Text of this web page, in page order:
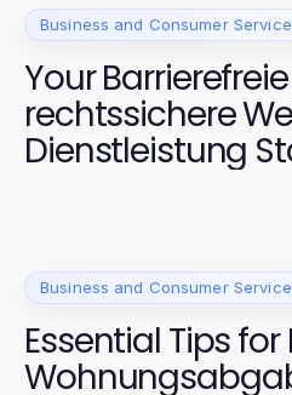
Business and Consumer
Your
rechtssichere
Dienstleistung
Business and Consumer
Essential Tips